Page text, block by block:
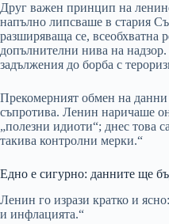
Друг важен принцип на
напълно липсваше в стария
разширяваща се, всеобхватна
допълнителни нива на
задължения до борба с
Прекомерният обмен на
съпротива. Ленин наричаше
„полезни идиоти“; днес това
такива контролни мерки.“
Едно е сигурно: данните ще
Ленин го изрази кратко и
и инфлацията.“